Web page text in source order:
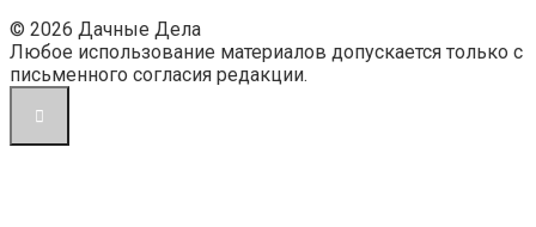
© 2026 Дачные Дела
Любое использование материалов допускается только с
письменного согласия редакции.